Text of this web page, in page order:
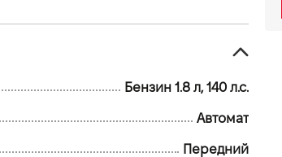
Бензин 1.8 л, 140 л.с.
Автомат
Передний